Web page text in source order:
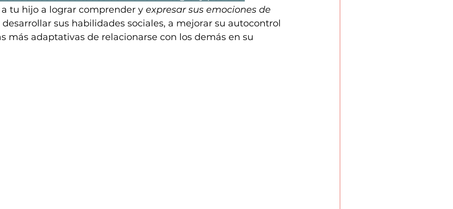
tu hijo a lograr comprender y expresar sus emociones de
desarrollar sus habilidades sociales, a mejorar su autocontrol
más adaptativas de relacionarse con los demás en su